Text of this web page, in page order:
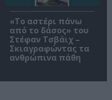
«Το αστέρι πάνω
από το δάσος» του
Στέφαν Τσβάιχ –
Σκιαγραφώντας τα
ανθρώπινα πάθη